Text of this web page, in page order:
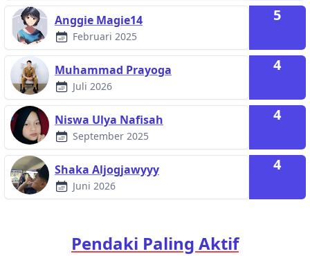
Anggie Magie14
Februari 2025
5
Muhammad Prayoga
Juli 2026
4
Niswa Ulya Nafisah
September 2025
4
Shaka Aljogjawyyy
Juni 2026
4
Pendaki Paling Aktif